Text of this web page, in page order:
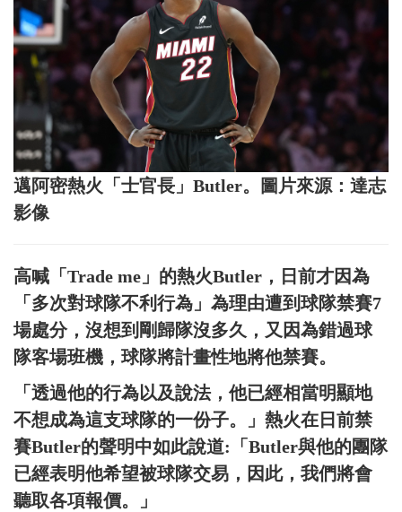
邁阿密熱火「士官長」Butler。圖片來源：達志
影像
高喊「Trade me」的熱火Butler，日前才因為
「多次對球隊不利行為」為理由遭到球隊禁賽7
場處分，沒想到剛歸隊沒多久，又因為錯過球
隊客場班機，球隊將計畫性地將他禁賽。
「透過他的行為以及說法，他已經相當明顯地
不想成為這支球隊的一份子。」熱火在日前禁
賽Butler的聲明中如此說道:「Butler與他的團隊
已經表明他希望被球隊交易，因此，我們將會
聽取各項報價。」